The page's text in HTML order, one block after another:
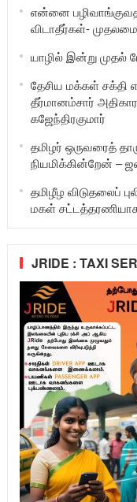
என்னை
விடாதீர்கள்-
யாழில் இன்று முதல்
தேசிய மக்கள் சக்தி
தீர்மானம்சார்
கஜேந்திரகுமார்
தமிழர் ஒருவரைத்
நியமிக்கின்றேன் –
தமிழீழ விடுதலைப்
மகள்
JRIDE : TAXI